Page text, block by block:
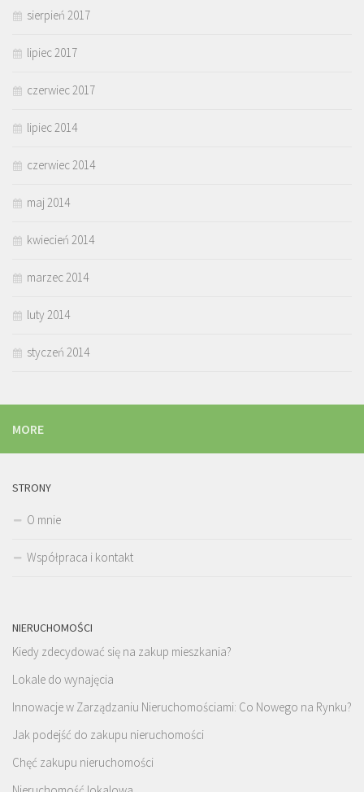
sierpień 2017
lipiec 2017
czerwiec 2017
lipiec 2014
czerwiec 2014
maj 2014
kwiecień 2014
marzec 2014
luty 2014
styczeń 2014
MORE
STRONY
O mnie
Współpraca i kontakt
NIERUCHOMOŚCI
Kiedy zdecydować się na zakup mieszkania?
Lokale do wynajęcia
Innowacje w Zarządzaniu Nieruchomościami: Co Nowego na Rynku?
Jak podejść do zakupu nieruchomości
Chęć zakupu nieruchomości